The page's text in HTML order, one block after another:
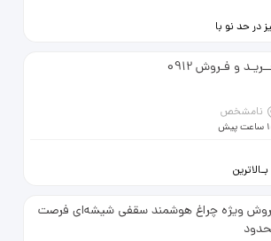
در حد نو با
و فـروش 0912
نامشخص
خــریـد و فـروش 0912 بـالاترین
ویژه چراغ هوشمند سقفی شیشه‌ای فرصت